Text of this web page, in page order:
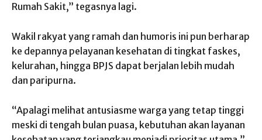
Rumah Sakit,” tegasnya lagi.
Wakil rakyat yang ramah dan humoris ini pun berharap
ke depannya pelayanan kesehatan di tingkat faskes,
kelurahan, hingga BPJS dapat berjalan lebih mudah
dan paripurna.
“Apalagi melihat antusiasme warga yang tetap tinggi
meski di tengah bulan puasa, kebutuhan akan layanan